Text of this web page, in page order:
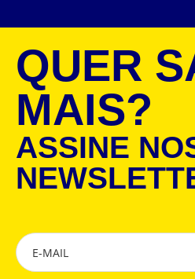
QUER
MAIS?
ASSINE